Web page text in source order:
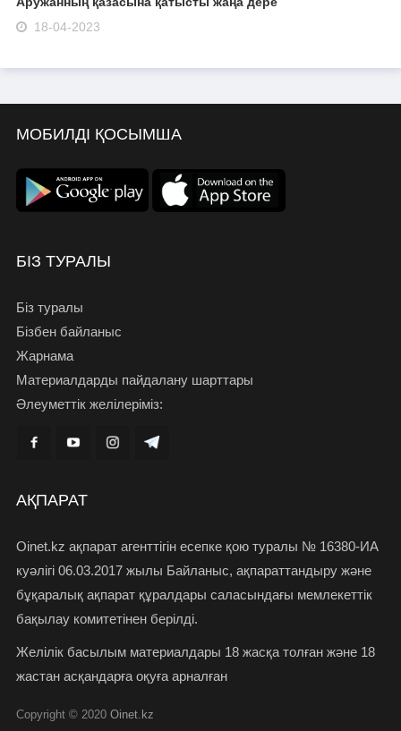
18-04-2023
МОБИЛДІ ҚОСЫМША
БІЗ ТУРАЛЫ
Біз туралы
Бізбен байланыс
Жарнама
Материалдарды пайдалану шарттары
Әлеуметтік желілеріміз:
АҚПАРАТ
Oinet.kz ақпарат агенттігін есепке қою туралы № 16380-ИА
куәлігі 06.03.2017 жылы Байланыс, ақпараттандыру және
бұқаралық ақпарат құралдары саласындағы мемлекеттік
бақылау комитетінен берілді.
Желілік басылым материалдары 18 жасқа толған және 18
жастан асқандарға оқуға арналған
Copyright © 2020 Oinet.kz